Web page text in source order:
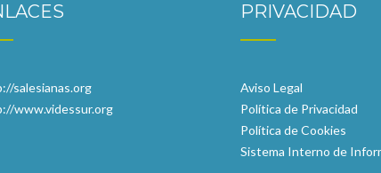
salesianas.org
www.videssur.org
PRIVACIDAD
Aviso Legal
Política de Privacidad
Política de Cookies
Sistema Interno de